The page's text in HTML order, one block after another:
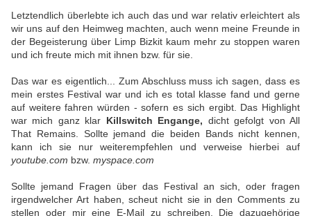
Letztendlich überlebte ich auch das und war relativ erleichtert als
wir uns auf den Heimweg machten, auch wenn meine Freunde in
der Begeisterung über Limp Bizkit kaum mehr zu stoppen waren
und ich freute mich mit ihnen bzw. für sie.
Das war es eigentlich... Zum Abschluss muss ich sagen, dass es
mein erstes Festival war und ich es total klasse fand und gerne
auf weitere fahren würden - sofern es sich ergibt. Das Highlight
war mich ganz klar Killswitch Engange, dicht gefolgt von All
That Remains. Sollte jemand die beiden Bands nicht kennen,
kann ich sie nur weiterempfehlen und verweise hierbei auf
youtube.com bzw. myspace.com
Sollte jemand Fragen über das Festival an sich, oder fragen
irgendwelcher Art haben, scheut nicht sie in den Comments zu
stellen oder mir eine E-Mail zu schreiben. Die dazugehörige